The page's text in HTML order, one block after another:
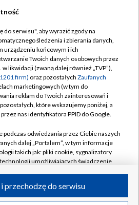
TVP
Regulamin TVP
prywatności
Moje zgody
Pomoc
Kontakt
Kanały
Polska S.A. w likwidacji
do serwisu", aby wyrazić zgody na
śledzenia i zbierania danych,
urządzeniu końcowym i ich
Twoich danych osobowych przez
w likwidacji (zwaną dalej również „TVP”),
firm) oraz pozostałych Zaufanych
marketingowych (w tym do
reklam do Twoich zainteresowań i
które wskazujemy poniżej, a
nas identyfikatora PPID do Google.
podczas odwiedzania przez Ciebie naszych
dalej „Portalem”, w tym informacje
takich jak: pliki cookie, sygnalizatory
umożliwiających świadczenie
przechodzę do serwisu